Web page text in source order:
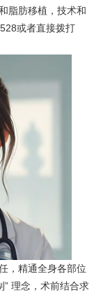
脂肪移植，技术和
或者直接拨打
，精通全身各部位
” 理念，术前结合求